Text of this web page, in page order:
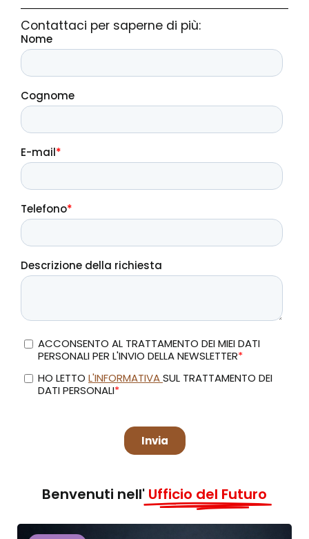
Contattaci per saperne di più:
Benvenuti nell' Ufficio del Futuro